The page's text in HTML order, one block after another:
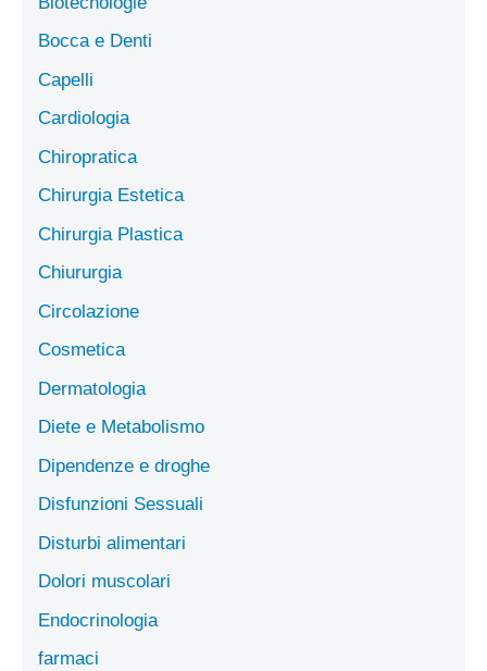
Bocca e Denti
Capelli
Cardiologia
Chiropratica
Chirurgia Estetica
Chirurgia Plastica
Chiururgia
Circolazione
Cosmetica
Dermatologia
Diete e Metabolismo
Dipendenze e droghe
Disfunzioni Sessuali
Disturbi alimentari
Dolori muscolari
Endocrinologia
farmaci